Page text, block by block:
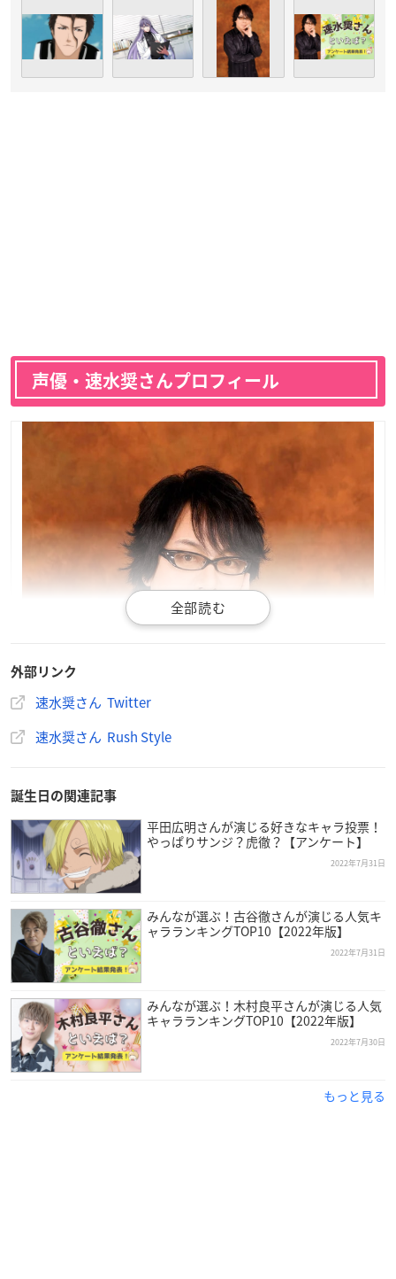
声優・速水奨さんプロフィール
速水さんは兵庫県出身で現在Rush Styleの代表を務めており、
今年で64歳を迎えます。
地元で行われた舞台を観劇し感銘を受けたことから、高校では
演劇部に所属。
卒業後は会社に勤めながら養成所で芝居を学び、劇団四季へ入
外部リンク
速水奨さん Twitter
速水奨さん Rush Style
誕生日の関連記事
平田広明さんが演じる好きなキャラ投票！
やっぱりサンジ？虎徹？【アンケート】
2022年7月31日
みんなが選ぶ！古谷徹さんが演じる人気キ
ャラランキングTOP10【2022年版】
2022年7月31日
みんなが選ぶ！木村良平さんが演じる人気
キャラランキングTOP10【2022年版】
2022年7月30日
もっと見る